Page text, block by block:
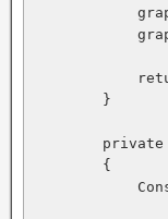
        }
        {